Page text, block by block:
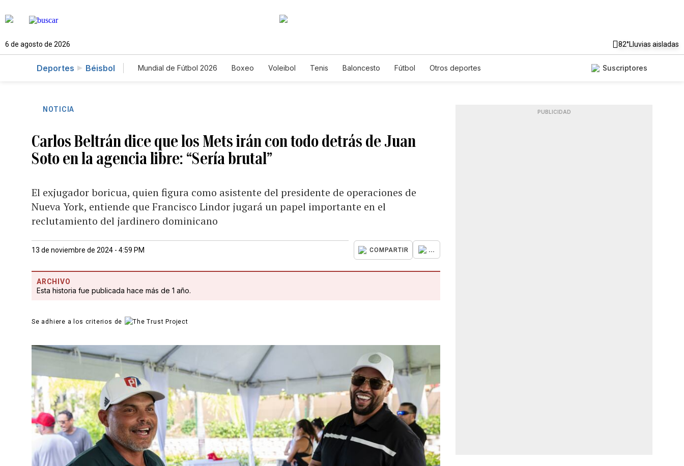
6 de agosto de 2026 82°Lluvias aisladas
Deportes Béisbol Mundial de Fútbol 2026 Boxeo Voleibol Tenis Baloncesto Fútbol Otros deportes Suscriptores
NOTICIA
Carlos Beltrán dice que los Mets irán con todo detrás de Juan
Soto en la agencia libre: “Sería brutal”
El exjugador boricua, quien figura como asistente del presidente de operaciones de
Nueva York, entiende que Francisco Lindor jugará un papel importante en el
reclutamiento del jardinero dominicano
13 de noviembre de 2024 - 4:59 PM COMPARTIR ...
ARCHIVO
Esta historia fue publicada hace más de 1 año.
Se adhiere a los criterios de
PUBLICIDAD